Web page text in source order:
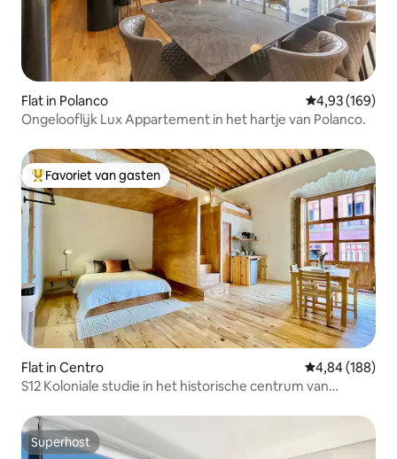
Flat in Polanco Gemiddelde
4,93 (169)
Ongelooflijk Lux Appartement in het hartje van Polanco.
Topfavoriet van gasten
Favoriet van gasten
Flat in Centro Gemiddelde
4,84 (188)
S12 Koloniale studie in het historische centrum van
Superhost
Superhost